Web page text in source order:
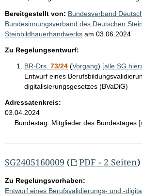
Bereitgestellt von: Bundesverband
Bundesinnungsverband des Deutschen
Steinbildhauerhandwerks am 03.06.2024
Zu Regelungsentwurf:
BR-Drs. 73/24 (Vorgang) [alle SG
Entwurf eines
digitalisierungsgesetzes (BVaDiG)
Adressatenkreis:
03.04.2024
Bundestag: Mitglieder des Bundestages
SG2405160009 ( PDF - 2 Seiten)
Zu Regelungsvorhaben:
Entwurf eines Berufsvalidierungs- und -